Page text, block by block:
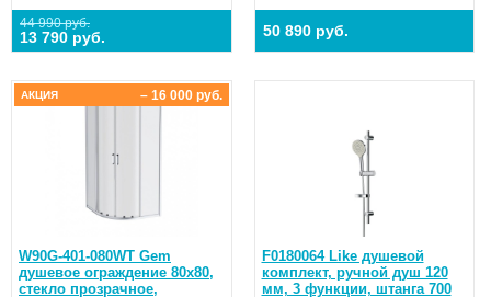
44 990 руб.
13 790 руб. 50 890 руб.
W90G-401-080WT Gem
душевое ограждение 80х80,
стекло прозрачное,
– 16 000 руб.
АКЦИЯ
F0180064 Like душевой
комплект, ручной душ 120
мм, 3 функции, штанга 700